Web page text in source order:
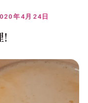
年4月24日
!